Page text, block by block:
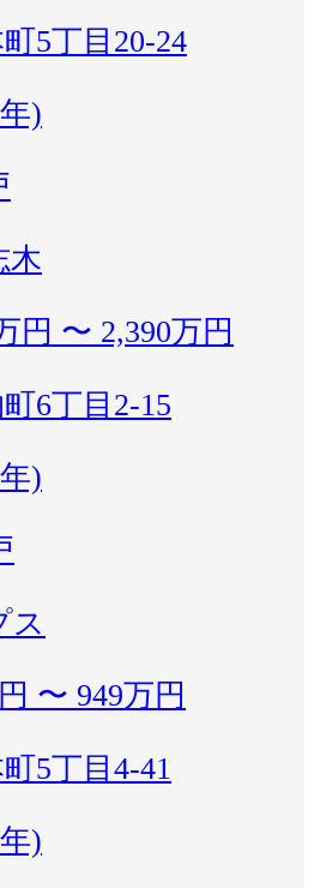
5丁目20-24
)
木
円 〜 2,390万円
6丁目2-15
)
ス
〜 949万円
5丁目4-41
)